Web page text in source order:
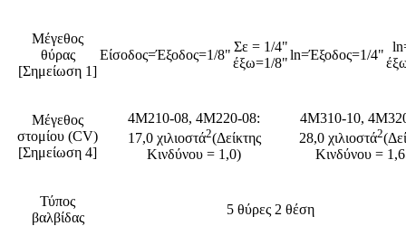
Μέγεθος
θύρας
[Σημείωση 1]
Είσοδος=Έξοδος=1/8"
Σε = 1/4"
έξω=1/8"
ln=Έξοδος=1/4"
Μέγεθος
στομίου (CV)
[Σημείωση 4]
4M210-08, 4M220-08:
17,0 χιλιοστά2(Δείκτης
Κινδύνου = 1,0)
4M310-10,
28,0 χιλιοστά2
Κινδύνου =
Τύπος
βαλβίδας
5 θύρες 2 θέση